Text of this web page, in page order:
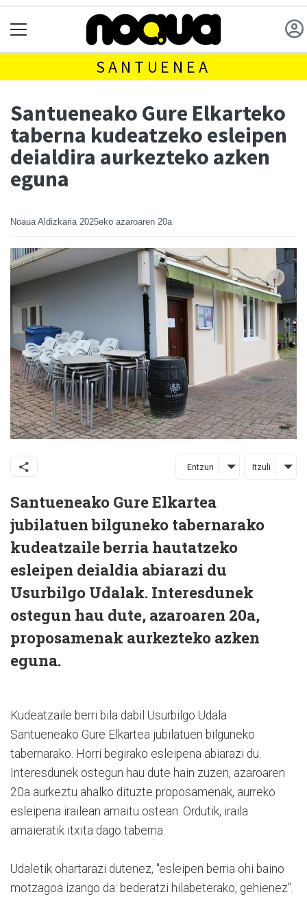
SANTUENEA
Santueneako Gure Elkarteko
taberna kudeatzeko esleipen
deialdira aurkezteko azken
eguna
Noaua Aldizkaria 2025eko azaroaren 20a
Entzun Itzuli
Santueneako Gure Elkartea
jubilatuen bilguneko tabernarako
kudeatzaile berria hautatzeko
esleipen deialdia abiarazi du
Usurbilgo Udalak. Interesdunek
ostegun hau dute, azaroaren 20a,
proposamenak aurkezteko azken
eguna.
Kudeatzaile berri bila dabil Usurbilgo Udala
Santueneako Gure Elkartea jubilatuen bilguneko
tabernarako. Horri begirako esleipena abiarazi du.
Interesdunek ostegun hau dute hain zuzen, azaroaren
20a aurkeztu ahalko dituzte proposamenak, aurreko
esleipena irailean amaitu ostean. Ordutik, iraila
amaieratik itxita dago taberna.
Udaletik ohartarazi dutenez, "esleipen berria ohi baino
motzagoa izango da: bederatzi hilabeterako, gehienez".